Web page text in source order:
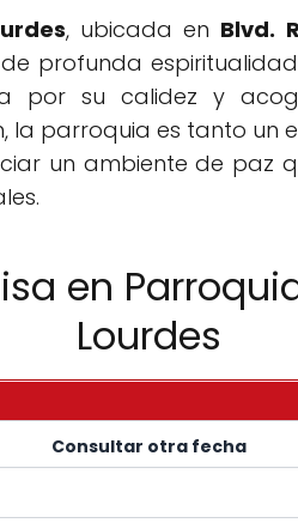
, ubicada en Blvd.
profunda
por su calidez y
la parroquia es tanto un
un ambiente de paz
en
Lourdes
Consultar otra fecha